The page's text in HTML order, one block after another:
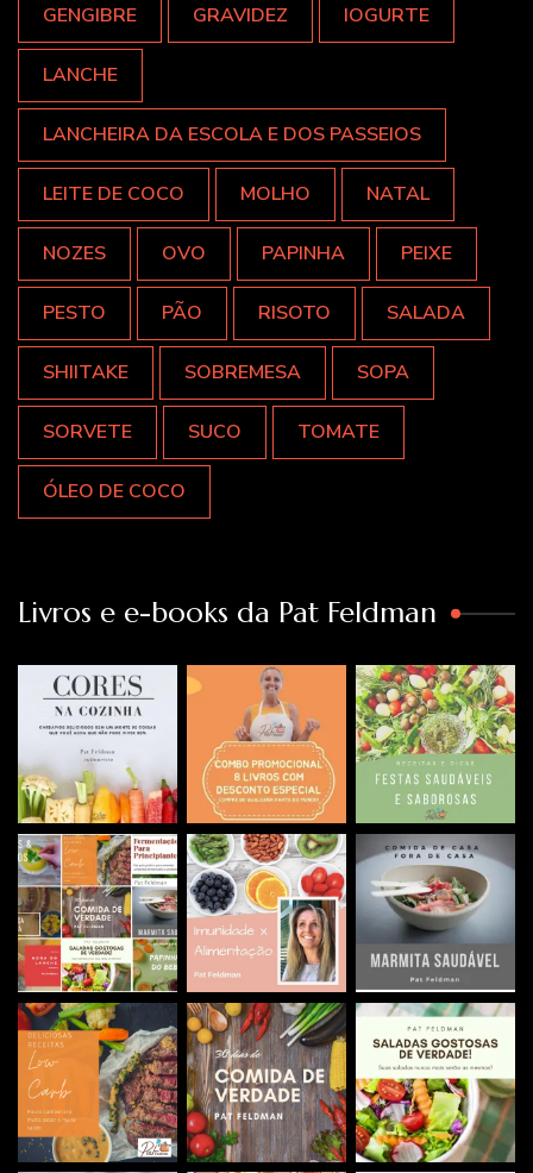
GENGIBRE GRAVIDEZ IOGURTE
LANCHE
LANCHEIRA DA ESCOLA E DOS PASSEIOS
LEITE DE COCO MOLHO NATAL
NOZES OVO PAPINHA PEIXE
PESTO PÃO RISOTO SALADA
SHIITAKE SOBREMESA SOPA
SORVETE SUCO TOMATE
ÓLEO DE COCO
Livros e e-books da Pat Feldman